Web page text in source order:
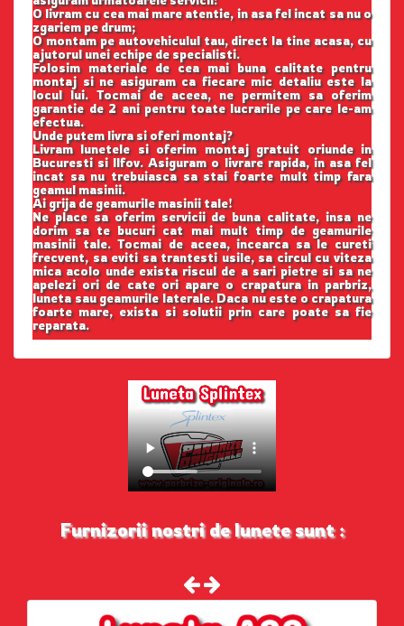
O livram cu cea mai mare atentie, in asa fel incat sa nu o
zgariem pe drum;
O montam pe autovehiculul tau, direct la tine acasa, cu
ajutorul unei echipe de specialisti.
Folosim materiale de cea mai buna calitate pentru
montaj si ne asiguram ca fiecare mic detaliu este la
locul lui. Tocmai de aceea, ne permitem sa oferim
garantie de 2 ani pentru toate lucrarile pe care le-am
efectua.
Unde putem livra si oferi montaj?
Livram lunetele si oferim montaj gratuit oriunde in
Bucuresti si Ilfov. Asiguram o livrare rapida, in asa fel
incat sa nu trebuiasca sa stai foarte mult timp fara
geamul masinii.
Ai grija de geamurile masinii tale!
Ne place sa oferim servicii de buna calitate, insa ne
dorim sa te bucuri cat mai mult timp de geamurile
masinii tale. Tocmai de aceea, incearca sa le cureti
frecvent, sa eviti sa trantesti usile, sa circul cu viteza
mica acolo unde exista riscul de a sari pietre si sa ne
apelezi ori de cate ori apare o crapatura in parbriz,
luneta sau geamurile laterale. Daca nu este o crapatura
foarte mare, exista si solutii prin care poate sa fie
reparata.
Furnizorii nostri de lunete sunt :